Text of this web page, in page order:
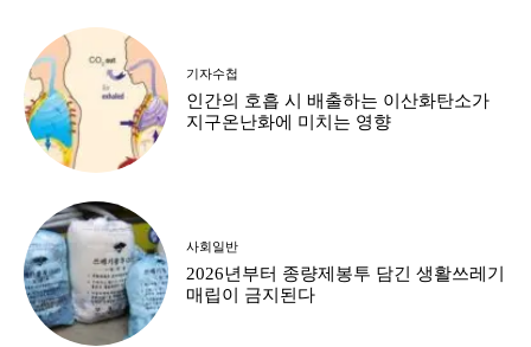
기자수첩
인간의 호흡 시 배출하는 이산화탄소가
지구온난화에 미치는 영향
사회일반
2026년부터 종량제봉투 담긴 생활쓰레기
매립이 금지된다